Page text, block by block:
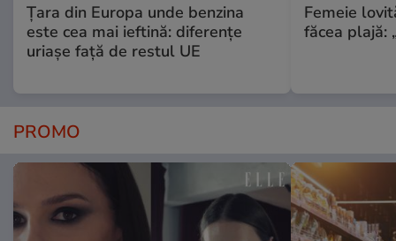
Țara din Europa unde benzina
este cea mai ieftină: diferențe
uriașe față de restul UE
Femeie
făcea plajă:
PROMO